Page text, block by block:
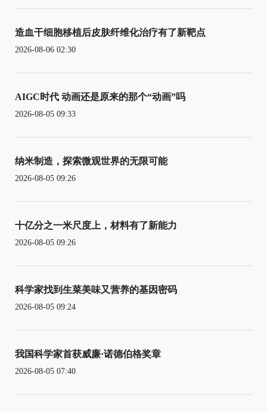
造血干细胞移植后皮肤纤维化治疗有了新靶点
2026-08-06 02:30
AIGC时代 动画还是原来的那个“动画”吗
2026-08-05 09:33
纳米制造，探索微观世界的无限可能
2026-08-05 09:26
十亿分之一米尺度上，材料有了新能力
2026-08-05 09:26
科学家找到生菜美味又营养的基因密码
2026-08-05 09:24
我国科学家首获威廉·诺德伯格奖章
2026-08-05 07:40